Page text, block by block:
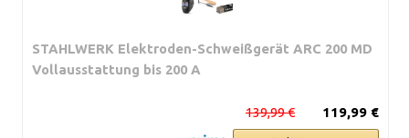
STAHLWERK Elektroden-Schweißgerät ARC 200 MD
Vollausstattung bis 200 A
119,99 €
139,99 €